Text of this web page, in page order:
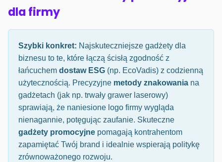
dla firmy
Szybki konkret: Najskuteczniejsze gadżety dla
biznesu to te, które łączą ścisłą zgodność z
łańcuchem dostaw ESG (np. EcoVadis) z codzienną
użytecznością. Precyzyjne metody znakowania na
gadżetach (jak np. trwały grawer laserowy)
sprawiają, że naniesione logo firmy wygląda
nienagannie, potęgując zaufanie. Skuteczne
gadżety promocyjne pomagają kontrahentom
zapamiętać Twój brand i idealnie wspierają politykę
zrównoważonego rozwoju.